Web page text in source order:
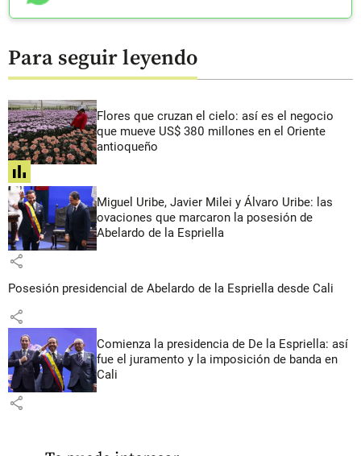
Para seguir leyendo
Flores que cruzan el cielo: así es el negocio
que mueve US$ 380 millones en el Oriente
antioqueño
share
Miguel Uribe, Javier Milei y Álvaro Uribe: las
ovaciones que marcaron la posesión de
Abelardo de la Espriella
share
Posesión presidencial de Abelardo de la Espriella desde Cali
share
Comienza la presidencia de De la Espriella: así
fue el juramento y la imposición de banda en
Cali
share